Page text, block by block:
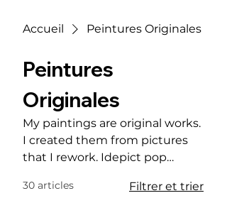
Accueil Peintures Originales
Peintures
Originales
My paintings are original works.
I created them from pictures
that I rework. Idepict pop
Monroe, Brigitte Bardot, CHER.
30 articles Filtrer et trier